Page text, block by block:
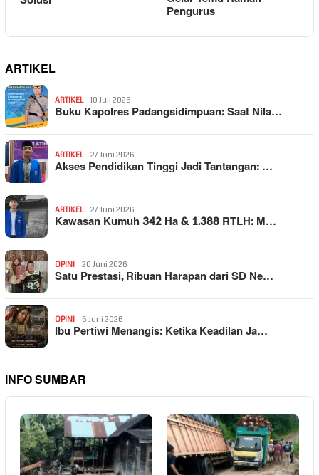
Pengurus
ARTIKEL
ARTIKEL 10 Juli 2026
Buku Kapolres Padangsidimpuan: Saat Nila…
ARTIKEL 27 Juni 2026
Akses Pendidikan Tinggi Jadi Tantangan: …
ARTIKEL 27 Juni 2026
Kawasan Kumuh 342 Ha & 1.388 RTLH: M…
OPINI 20 Juni 2026
Satu Prestasi, Ribuan Harapan dari SD Ne…
OPINI 5 Juni 2026
Ibu Pertiwi Menangis: Ketika Keadilan Ja…
INFO SUMBAR